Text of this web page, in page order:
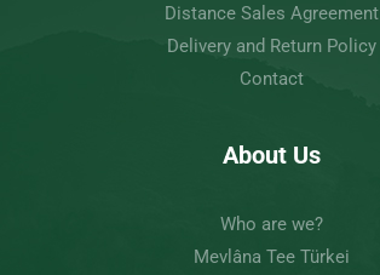
Distance Sales Agreement
Delivery and Return Policy
Contact
About Us
Who are we?
Mevlâna Tee Türkei